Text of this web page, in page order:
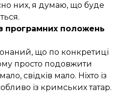
них, я думаю, що буде
програмних положень
що по конкретиці
просто подовжити
свідків мало. Ніхто із
із кримських татар.